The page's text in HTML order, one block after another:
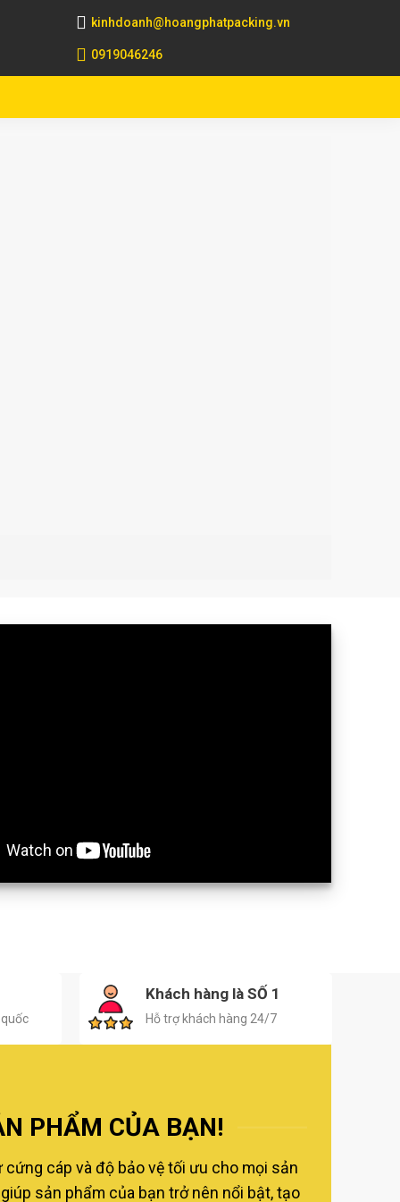
kinhdoanh@hoangphatpacking.vn
0919046246
Khách hàng là SỐ 1
Hỗ trợ khách hàng 24/7
PHẨM CỦA BẠN!
cáp và độ bảo vệ tối ưu cho mọi sản
sản phẩm của bạn trở nên nổi bật, tạo